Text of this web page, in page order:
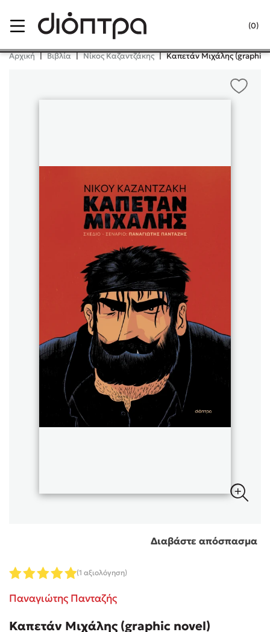
(0)
Κλείσιμο
Δημοφιλή Βιβλία
Χάρης Πολίτης
Καθρέφτης
Sebastian Fitzek
Playlist
Κώστας Κρομμύδας
Το λιμάνι μου είσαι εσύ
Αρχική | Βιβλία | Νίκος Καζαντζάκης | Καπετάν Μιχάλης (graphic
Διαβάστε απόσπασμα
(1 αξιολόγηση)
Παναγιώτης Πανταζής
Καπετάν Μιχάλης (graphic novel)